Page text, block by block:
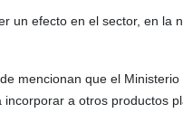
un efecto en el sector, en la
mencionan que el
a otros productos